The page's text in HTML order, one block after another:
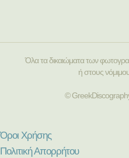
Όλα τα δικαιώματα των
ή στους
©
Όροι Χρήσης
Πολιτική Απορρήτου